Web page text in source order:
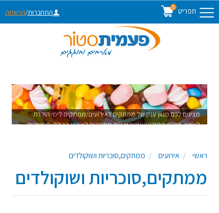
תפריט 0
התחברות/הרשמה
מציגים לכם מגוון ענק של ממתקים לאירועים/ממתקים לימי הולדת
לעיצוב שולחן מתוקים/עיצוב שולחן ממתקים לאירוע הכולל: מסטיקים
ממתקים ועוד עשרות פריטים לעיצוב שולחן מתוקים שיגרוף מחמאותראשי אירועים ממתקים,סוכריות ושוקולדים
ממתקים,סוכריות ושוקולדים